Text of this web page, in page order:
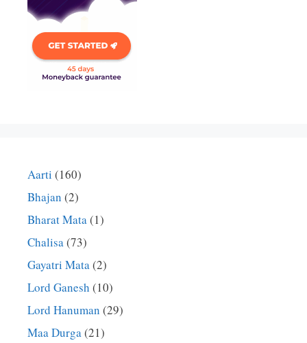
Aarti (160)
Bhajan (2)
Bharat Mata(1)
Chalisa(73)
Gayatri Mata(2)
Lord Ganesh (10)
Lord Hanuman (29)
Maa Durga(21)